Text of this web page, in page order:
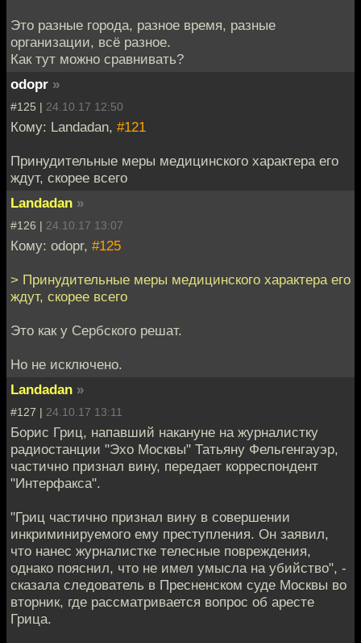
Это разные города, разное время, разные
организации, всё разное.
Как тут можно сравнивать?
odopr »
#125 | 24.10.17 12:50
Кому: Landadan, #121
Принудительные меры медицинского характера его
ждут, скорее всего
Landadan »
#126 | 24.10.17 13:07
Кому: odopr, #125
> Принудительные меры медицинского характера его
ждут, скорее всего
Это как у Сербского решат.
Но не исключено.
Landadan »
#127 | 24.10.17 13:11
Борис Гриц, напавший накануне на журналистку
радиостанции "Эхо Москвы" Татьяну Фельгенгауэр,
частично признал вину, передает корреспондент
"Интерфакса".
"Гриц частично признал вину в совершении
инкриминируемого ему преступления. Он заявил,
что нанес журналистке телесные повреждения,
однако пояснил, что не имел умысла на убийство", -
сказала следователь в Пресненском суде Москвы во
вторник, где рассматривается вопрос об аресте
Грица.